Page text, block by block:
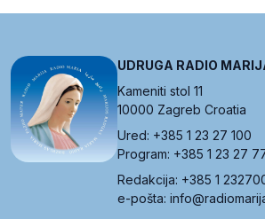
UDRUGA RADIO
Kameniti stol 11
10000 Zagreb Croatia
Ured: +385 1 23 27 100
Program: +385 1 23 27
Redakcija: +385 1
e-pošta: